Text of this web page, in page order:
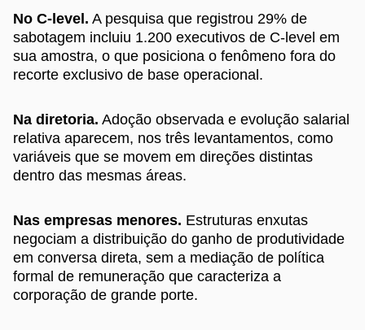
No C-level. A pesquisa que registrou 29% de
sabotagem incluiu 1.200 executivos de C-level em
sua amostra, o que posiciona o fenômeno fora do
recorte exclusivo de base operacional.
Na diretoria. Adoção observada e evolução salarial
relativa aparecem, nos três levantamentos, como
variáveis que se movem em direções distintas
dentro das mesmas áreas.
Nas empresas menores. Estruturas enxutas
negociam a distribuição do ganho de produtividade
em conversa direta, sem a mediação de política
formal de remuneração que caracteriza a
corporação de grande porte.